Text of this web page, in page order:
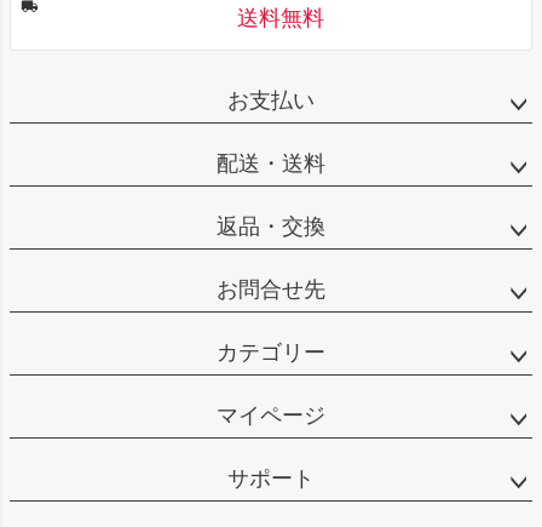
送料無料
お支払い
配送・送料
返品・交換
お問合せ先
カテゴリー
マイページ
サポート